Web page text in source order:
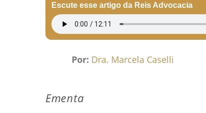
Escute esse artigo da Reis Advocacia
Por: Dra. Marcela Caselli
Ementa